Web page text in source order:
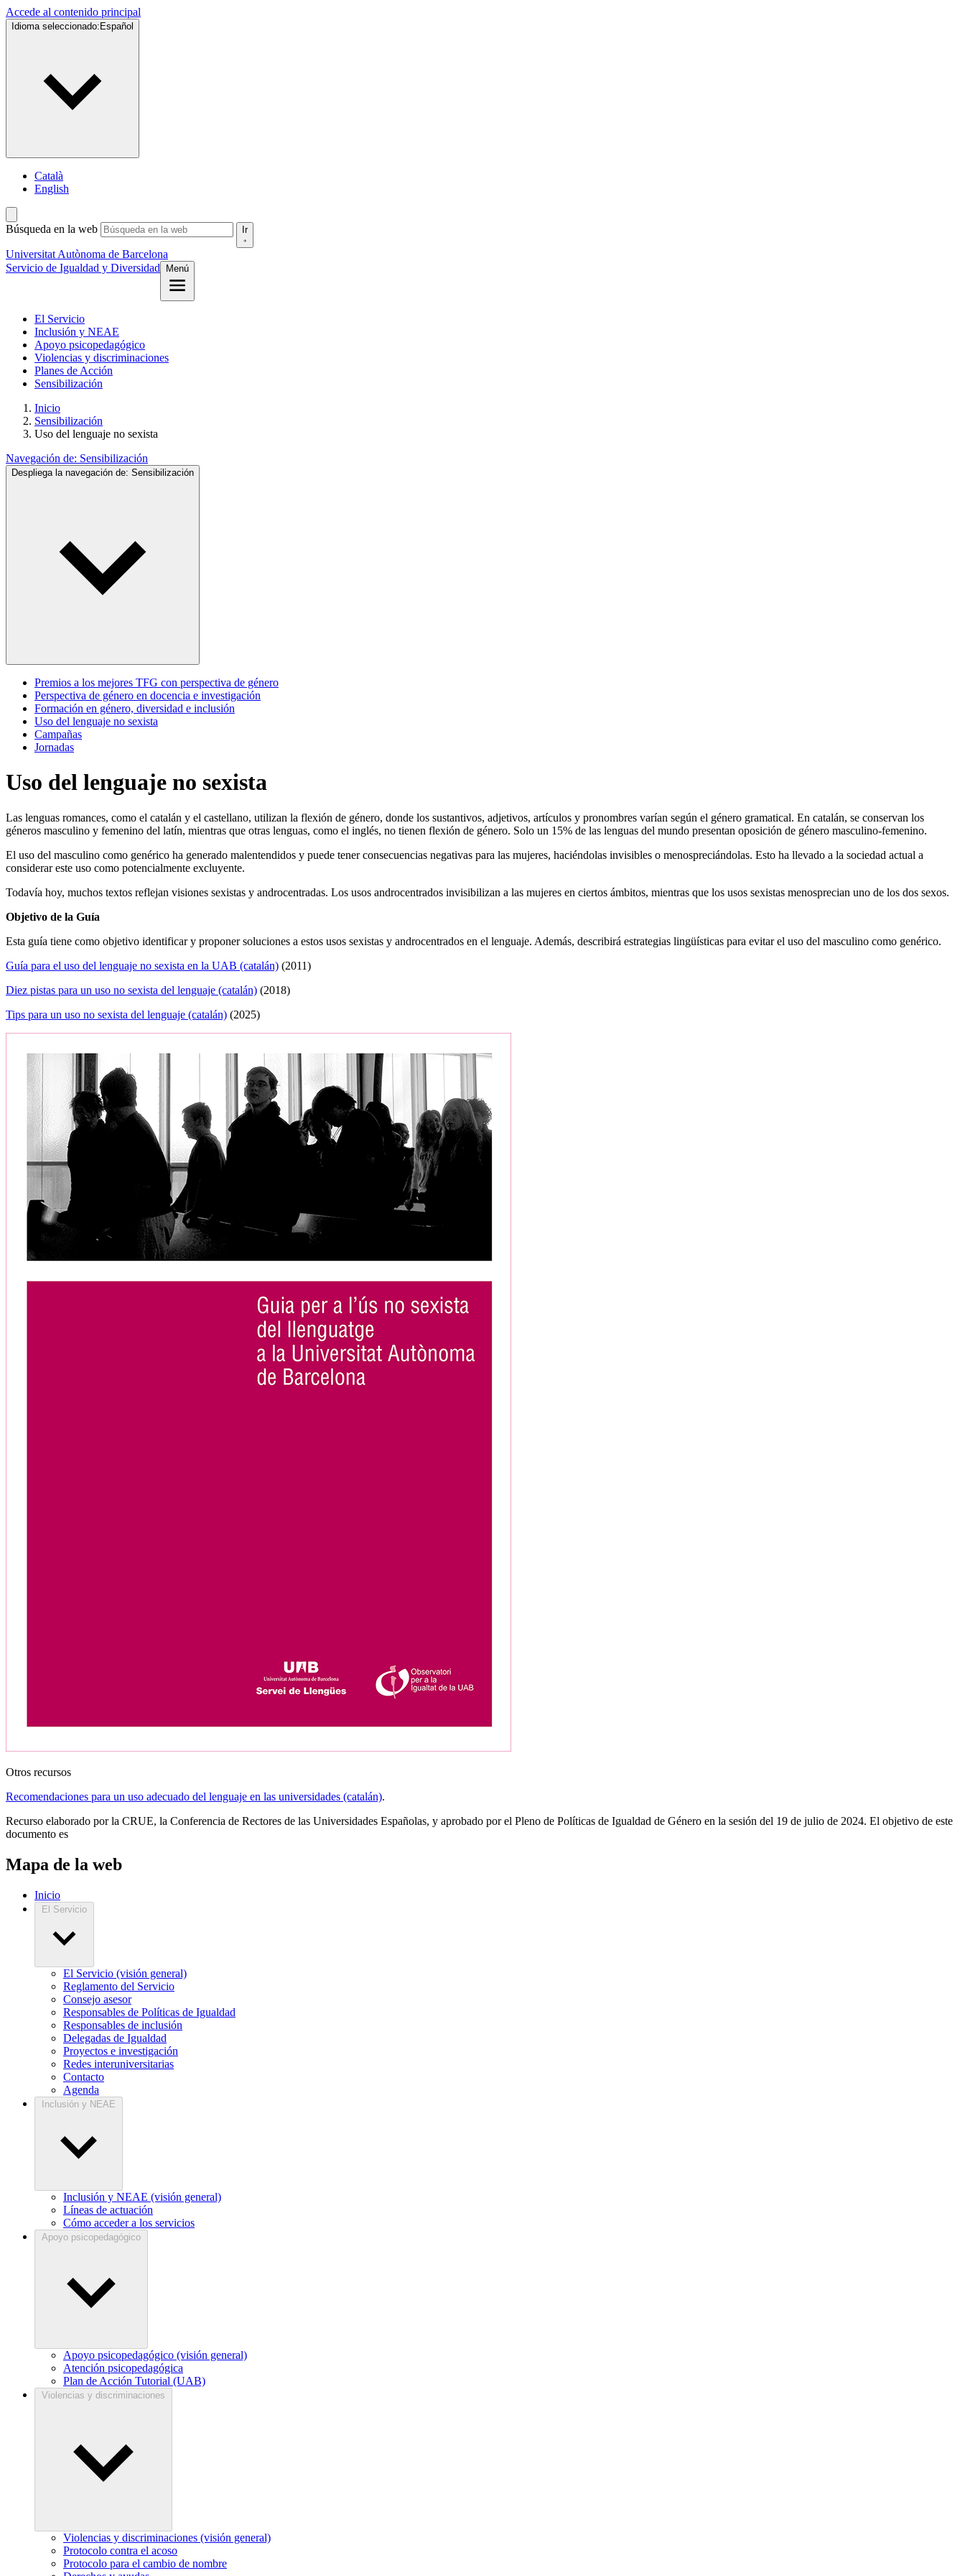
Accede al contenido principal
Idioma seleccionado: Español
Català
English
Búsqueda en la web Ir
Universitat Autònoma de Barcelona
Servicio de Igualdad y Diversidad Menú
El Servicio
Inclusión y NEAE
Apoyo psicopedagógico
Violencias y discriminaciones
Planes de Acción
Sensibilización
Inicio
Sensibilización
Uso del lenguaje no sexista
Navegación de: Sensibilización
Despliega la navegación de: Sensibilización
Premios a los mejores TFG con perspectiva de género
Perspectiva de género en docencia e investigación
Formación en género, diversidad e inclusión
Uso del lenguaje no sexista
Campañas
Jornadas
Uso del lenguaje no sexista
Las lenguas romances, como el catalán y el castellano, utilizan la flexión de género, donde los sustantivos, adjetivos, artículos y pronombres varían según el género gramatical. En catalán, se conservan los
géneros masculino y femenino del latín, mientras que otras lenguas, como el inglés, no tienen flexión de género. Solo un 15% de las lenguas del mundo presentan oposición de género masculino-femenino.
El uso del masculino como genérico ha generado malentendidos y puede tener consecuencias negativas para las mujeres, haciéndolas invisibles o menospreciándolas. Esto ha llevado a la sociedad actual a
considerar este uso como potencialmente excluyente.
Todavía hoy, muchos textos reflejan visiones sexistas y androcentradas. Los usos androcentrados invisibilizan a las mujeres en ciertos ámbitos, mientras que los usos sexistas menosprecian uno de los dos sexos.
Objetivo de la Guía
Esta guía tiene como objetivo identificar y proponer soluciones a estos usos sexistas y androcentrados en el lenguaje. Además, describirá estrategias lingüísticas para evitar el uso del masculino como genérico.
Guía para el uso del lenguaje no sexista en la UAB (catalán) (2011)
Diez pistas para un uso no sexista del lenguaje (catalán) (2018)
Tips para un uso no sexista del lenguaje (catalán) (2025)
Otros recursos
Recomendaciones para un uso adecuado del lenguaje en las universidades (catalán).
Recurso elaborado por la CRUE, la Conferencia de Rectores de las Universidades Españolas, y aprobado por el Pleno de Políticas de Igualdad de Género en la sesión del 19 de julio de 2024. El objetivo de este
documento es
Mapa de la web
Inicio
El Servicio
El Servicio (visión general)
Reglamento del Servicio
Consejo asesor
Responsables de Políticas de Igualdad
Responsables de inclusión
Delegadas de Igualdad
Proyectos e investigación
Redes interuniversitarias
Contacto
Agenda
Inclusión y NEAE
Inclusión y NEAE (visión general)
Líneas de actuación
Cómo acceder a los servicios
Apoyo psicopedagógico
Apoyo psicopedagógico (visión general)
Atención psicopedagógica
Plan de Acción Tutorial (UAB)
Violencias y discriminaciones
Violencias y discriminaciones (visión general)
Protocolo contra el acoso
Protocolo para el cambio de nombre